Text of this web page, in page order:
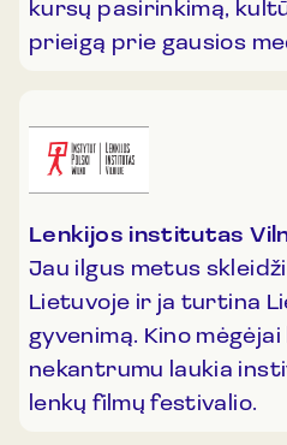
kursų pasirinkimą,
prieigą prie gausios
Lenkijos institutas
Jau ilgus metus
Lietuvoje ir ja turtina
gyvenimą. Kino
nekantrumu laukia
lenkų filmų festivalio.